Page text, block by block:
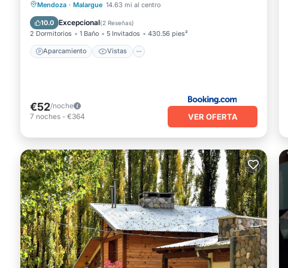
Mendoza · Malargue 14.63 mi al centro
10.0 Excepcional(2 Reseñas)
2 Dormitorios 1 Baño 5 Invitados 430.56 pies²
Aparcamiento Vistas
Aire acondicionado
Se admiten mascotas
€52/noche
7 noches - €364 VER OFERTA